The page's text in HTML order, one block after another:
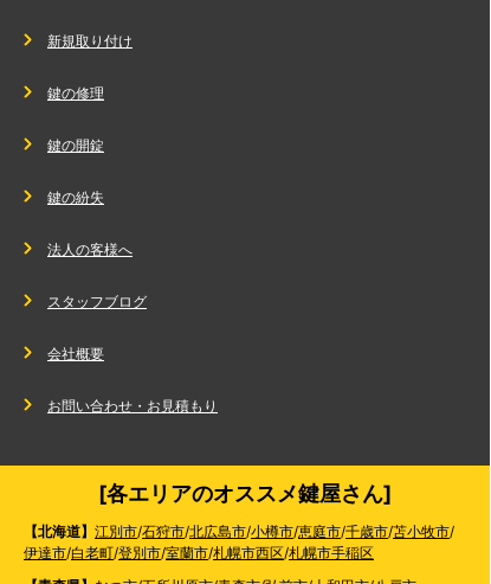
新規取り付け
鍵の修理
鍵の開錠
鍵の紛失
法人の客様へ
スタッフブログ
会社概要
お問い合わせ・お見積もり
[各エリアのオススメ鍵屋さん]
【北海道】 江別市/石狩市/北広島市/小樽市/恵庭市/千歳市/苫小牧市/
伊達市/白老町/登別市/室蘭市/札幌市西区/札幌市手稲区